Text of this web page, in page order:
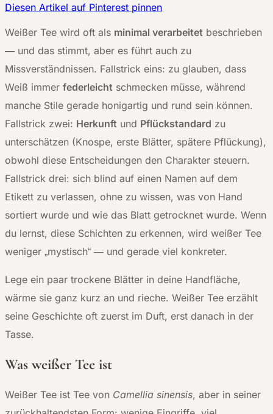
Diesen Artikel auf Pinterest pinnen
Weißer Tee wird oft als minimal verarbeitet beschrieben
— und das stimmt, aber es führt auch zu
Missverständnissen. Fallstrick eins: zu glauben, dass
Weiß immer federleicht schmecken müsse, während
manche Stile gerade honigartig und rund sein können.
Fallstrick zwei: Herkunft und Pflückstandard zu
unterschätzen (Knospe, erste Blätter, spätere Pflückung),
obwohl diese Entscheidungen den Charakter steuern.
Fallstrick drei: sich blind auf einen Namen auf dem
Etikett zu verlassen, ohne zu wissen, was von Hand
sortiert wurde und wie das Blatt getrocknet wurde. Wenn
du lernst, diese Schichten zu erkennen, wird weißer Tee
weniger „mystisch“ — und gerade viel konkreter.
Lege ein paar trockene Blätter in deine Handfläche,
wärme sie ganz kurz an und rieche. Weißer Tee erzählt
seine Geschichte oft zuerst im Duft, erst danach in der
Tasse.
Was weißer Tee ist
Weißer Tee ist Tee von Camellia sinensis, aber in seiner